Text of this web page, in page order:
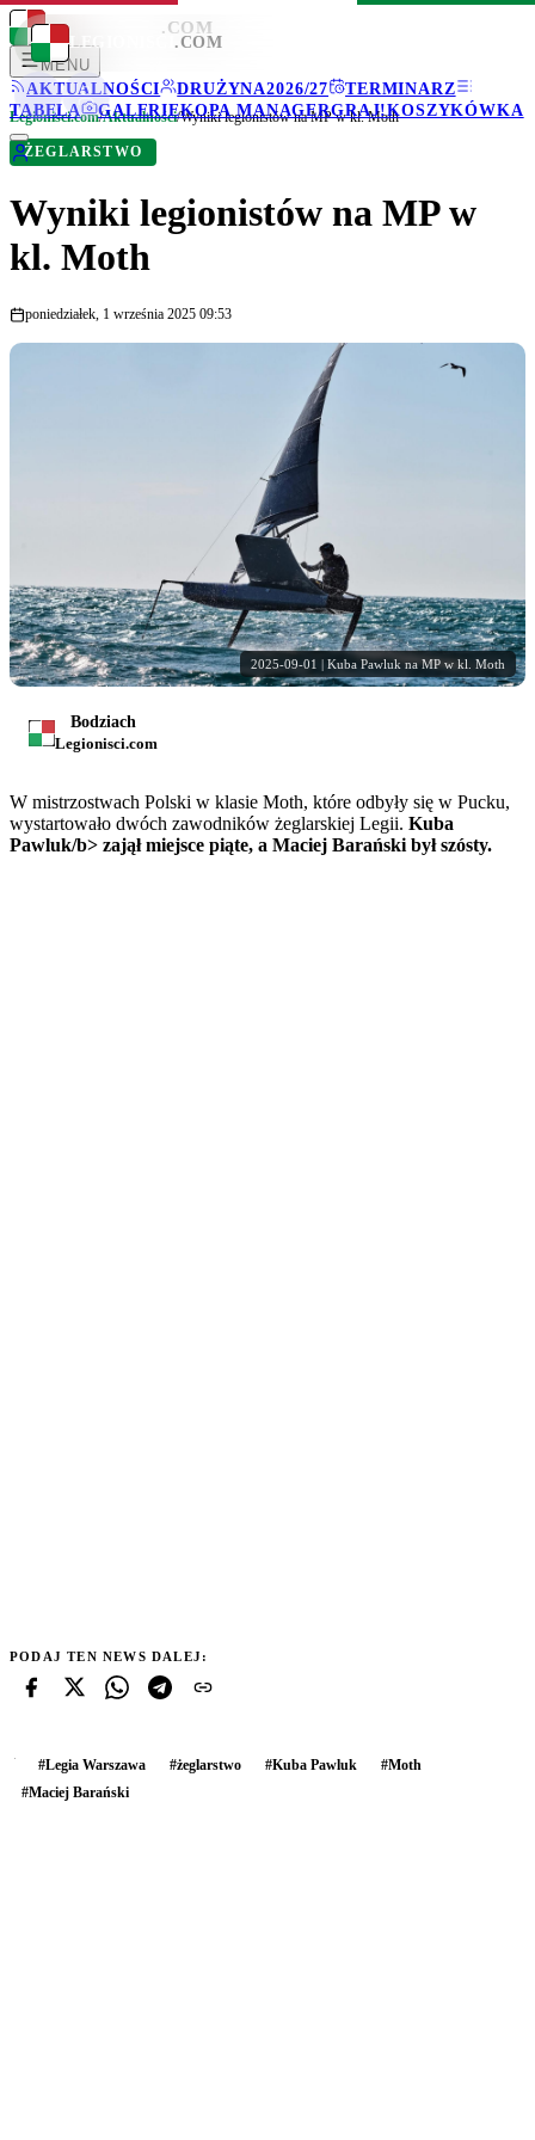
LEGIONISCI .COM
MENU
AKTUALNOŚCI
DRUŻYNA2026/27
TERMINARZ
TABELA
GALERIEKOPA MANAGERGRAJ!KOSZYKÓWKA
LEGIONISCI .COM
Legionisci.com/Aktualności/Wyniki legionistów na MP w kl. Moth
ŻEGLARSTWO
Wyniki legionistów na MP w
kl. Moth
poniedziałek, 1 września 2025 09:53
2025-09-01 | Kuba Pawluk na MP w kl. Moth
Bodziach
Legionisci.com
W mistrzostwach Polski w klasie Moth, które odbyły się w Pucku,
wystartowało dwóch zawodników żeglarskiej Legii. Kuba
Pawluk/b> zajął miejsce piąte, a Maciej Barański był szósty.
PODAJ TEN NEWS DALEJ:
#Legia Warszawa #żeglarstwo #Kuba Pawluk #Moth
#Maciej Barański